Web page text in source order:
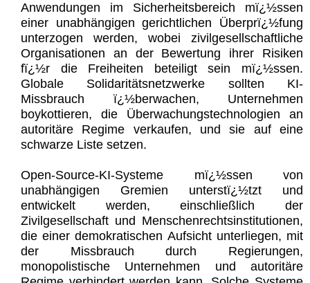
Anwendungen im Sicherheitsbereich mï¿½ssen
einer unabhängigen gerichtlichen Überprï¿½fung
unterzogen werden, wobei zivilgesellschaftliche
Organisationen an der Bewertung ihrer Risiken
fï¿½r die Freiheiten beteiligt sein mï¿½ssen.
Globale Solidaritätsnetzwerke sollten KI-
Missbrauch ï¿½berwachen, Unternehmen
boykottieren, die Überwachungstechnologien an
autoritäre Regime verkaufen, und sie auf eine
schwarze Liste setzen.
Open-Source-KI-Systeme mï¿½ssen von
unabhängigen Gremien unterstï¿½tzt und
entwickelt werden, einschließlich der
Zivilgesellschaft und Menschenrechtsinstitutionen,
die einer demokratischen Aufsicht unterliegen, mit
der Missbrauch durch Regierungen,
monopolistische Unternehmen und autoritäre